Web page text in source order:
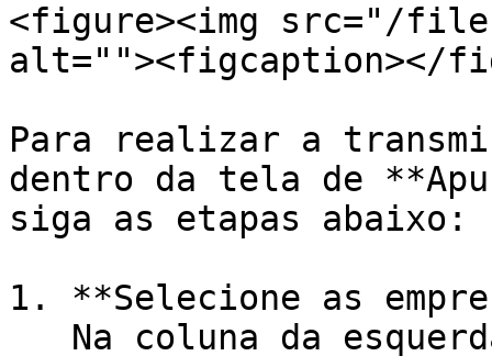
<figure><img src="/
alt=""><figcaption></
Para realizar a
dentro da tela de
siga as etapas abaixo:
1. **Selecione as